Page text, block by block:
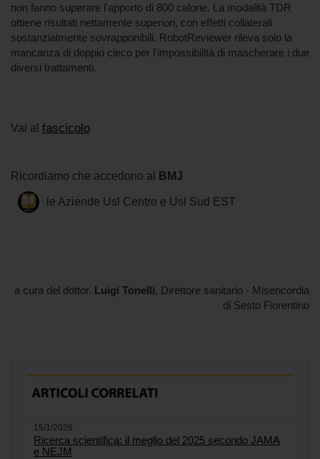
non fanno superare l'apporto di 800 calorie. La modalità TDR
ottiene risultati nettamente superiori, con effetti collaterali
sostanzialmente sovrapponibili. RobotReviewer rileva solo la
mancanza di doppio cieco per l'impossibilità di mascherare i due
diversi trattamenti.
Vai al fascicolo
Ricordiamo che accedono al BMJ
le Aziende Usl Centro e Usl Sud EST
a cura del dottor. Luigi Tonelli, Direttore sanitario - Misericordia
di Sesto Fiorentino
15/1/2026
Ricerca scientifica: il meglio del 2025 secondo JAMA
e NEJM